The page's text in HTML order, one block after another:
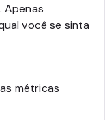
Apenas
você se sinta
métricas